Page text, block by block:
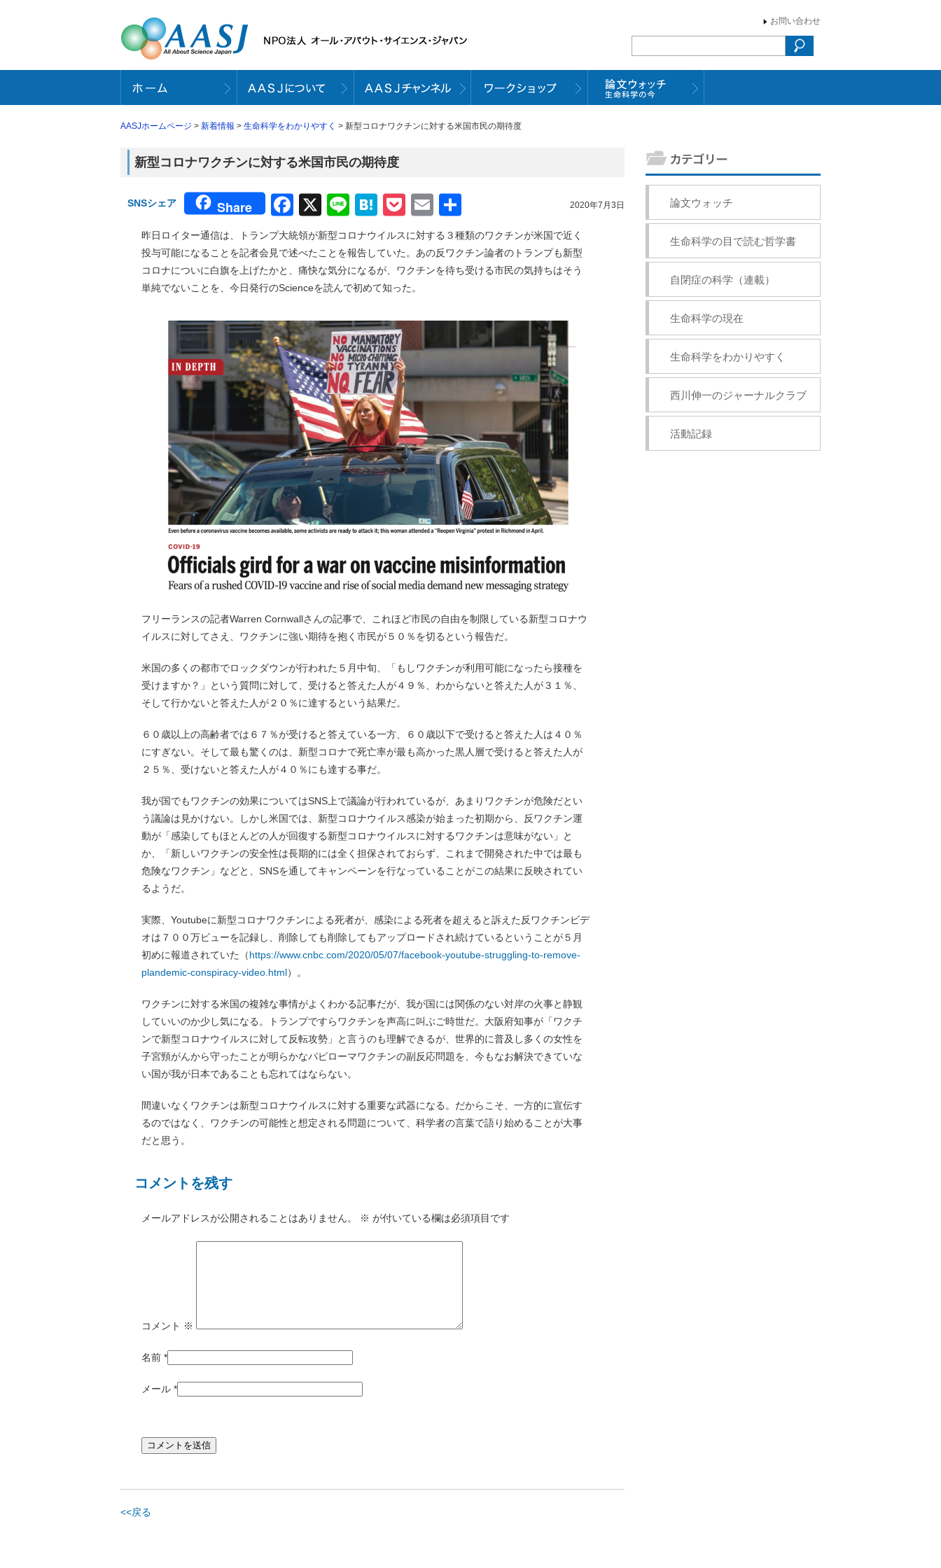
お問い合わせ
AASJホームページ > 新着情報 > 生命科学をわかりやすく > 新型コロナワクチンに対する米国市民の期待度
新型コロナワクチンに対する米国市民の期待度
2020年7月3日
SNSシェア Share Facebook
X LineHatena
Pocket
Email
有
昨日ロイター通信は、トランプ大統領が新型コロナウイルスに対する３種類のワクチンが米国で近く
投与可能になることを記者会見で述べたことを報告していた。あの反ワクチン論者のトランプも新型
コロナについに白旗を上げたかと、痛快な気分になるが、ワクチンを待ち受ける市民の気持ちはそう
単純でないことを、今日発行のScienceを読んで初めて知った。
フリーランスの記者Warren Cornwallさんの記事で、これほど市民の自由を制限している新型コロナウ
イルスに対してさえ、ワクチンに強い期待を抱く市民が５０％を切るという報告だ。
米国の多くの都市でロックダウンが行われた５月中旬、「もしワクチンが利用可能になったら接種を
受けますか？」という質問に対して、受けると答えた人が４９％、わからないと答えた人が３１％、
そして行かないと答えた人が２０％に達するという結果だ。
６０歳以上の高齢者では６７％が受けると答えている一方、６０歳以下で受けると答えた人は４０％
にすぎない。そして最も驚くのは、新型コロナで死亡率が最も高かった黒人層で受けると答えた人が
２５％、受けないと答えた人が４０％にも達する事だ。
我が国でもワクチンの効果についてはSNS上で議論が行われているが、あまりワクチンが危険だとい
う議論は見かけない。しかし米国では、新型コロナウイルス感染が始まった初期から、反ワクチン運
動が「感染してもほとんどの人が回復する新型コロナウイルスに対するワクチンは意味がない」と
か、「新しいワクチンの安全性は長期的には全く担保されておらず、これまで開発された中では最も
危険なワクチン」などと、SNSを通してキャンペーンを行なっていることがこの結果に反映されてい
るようだ。
実際、Youtubeに新型コロナワクチンによる死者が、感染による死者を超えると訴えた反ワクチンビデ
オは７００万ビューを記録し、削除しても削除してもアップロードされ続けているということが５月
初めに報道されていた（https://www.cnbc.com/2020/05/07/facebook-youtube-struggling-to-remove-
plandemic-conspiracy-video.html）。
ワクチンに対する米国の複雑な事情がよくわかる記事だが、我が国には関係のない対岸の火事と静観
していいのか少し気になる。トランプですらワクチンを声高に叫ぶご時世だ。大阪府知事が「ワクチ
ンで新型コロナウイルスに対して反転攻勢」と言うのも理解できるが、世界的に普及し多くの女性を
子宮頸がんから守ったことが明らかなパピローマワクチンの副反応問題を、今もなお解決できていな
い国が我が日本であることも忘れてはならない。
間違いなくワクチンは新型コロナウイルスに対する重要な武器になる。だからこそ、一方的に宣伝す
るのではなく、ワクチンの可能性と想定される問題について、科学者の言葉で語り始めることが大事
だと思う。
コメントを残す
メールアドレスが公開されることはありません。 ※ が付いている欄は必須項目です
コメント ※
名前 *
メール *
<<戻る
論文ウォッチ
生命科学の目で読む哲学書
自閉症の科学（連載）
生命科学の現在
生命科学をわかりやすく
西川伸一のジャーナルクラブ
活動記録